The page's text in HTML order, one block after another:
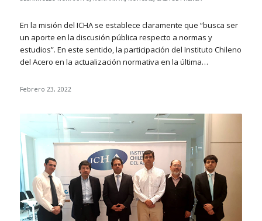
En la misión del ICHA se establece claramente que “busca ser
un aporte en la discusión pública respecto a normas y
estudios”. En este sentido, la participación del Instituto Chileno
del Acero en la actualización normativa en la última…
Febrero 23, 2022